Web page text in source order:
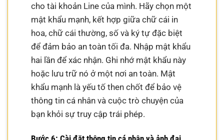
cho tài khoản Line của mình. Hãy chọn một
mật khẩu mạnh, kết hợp giữa chữ cái in
hoa, chữ cái thường, số và ký tự đặc biệt
để đảm bảo an toàn tối đa. Nhập mật khẩu
hai lần để xác nhận. Ghi nhớ mật khẩu này
hoặc lưu trữ nó ở một nơi an toàn. Mật
khẩu mạnh là yếu tố then chốt để bảo vệ
thông tin cá nhân và cuộc trò chuyện của
bạn khỏi sự truy cập trái phép.